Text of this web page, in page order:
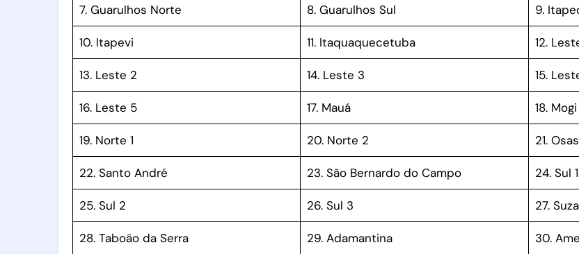
7. Guarulhos Norte 8. Guarulhos Sul 9.
10. Itapevi 11. Itaquaquecetuba 12.
13. Leste 2 14. Leste 3 15.
16. Leste 5 17. Mauá 18.
19. Norte 1 20. Norte 2 21.
22. Santo André 23. São Bernardo do Campo 24. Sul 1
25. Sul 2 26. Sul 3 27.
28. Taboão da Serra 29. Adamantina 30.